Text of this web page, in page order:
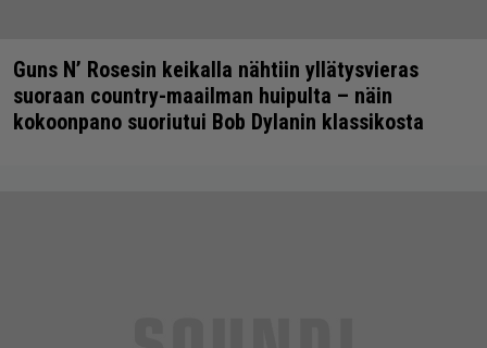
Guns N’ Rosesin keikalla nähtiin yllätysvieras
suoraan country-maailman huipulta – näin
kokoonpano suoriutui Bob Dylanin klassikosta